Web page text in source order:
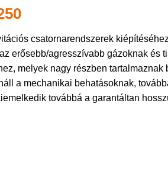
csatornarendszerek
erősebb/agresszívabb gázoknak és
melyek nagy részben tartalmaznak
a mechanikai behatásoknak,
továbbá a garantáltan